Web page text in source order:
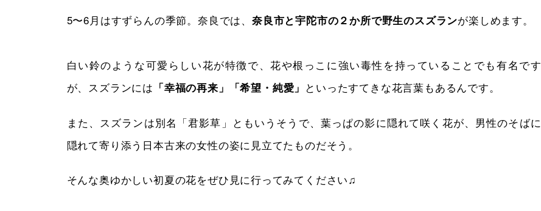
5〜6月はすずらんの季節。奈良では、 奈良市と宇陀市の２か所で野生のスズランが楽しめます。
白い鈴のような可愛らしい花が特徴で、花や根っこに強い毒性を持っていることでも有名です
が、スズランには 「幸福の再来」「希望・純愛」 といったすてきな花言葉もあるんです。
また、スズランは別名「君影草」ともいうそうで、葉っぱの影に隠れて咲く花が、男性のそばに
隠れて寄り添う日本古来の女性の姿に見立てたものだそう。
そんな奥ゆかしい初夏の花をぜひ見に行ってみてください♫